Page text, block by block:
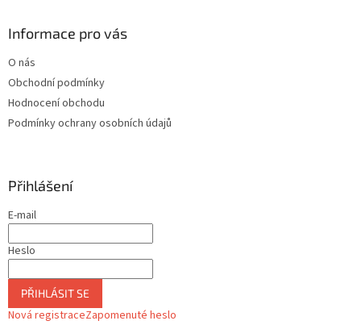
Informace pro vás
O nás
Obchodní podmínky
Hodnocení obchodu
Podmínky ochrany osobních údajů
Přihlášení
E-mail
Heslo
PŘIHLÁSIT SE
Nová registraceZapomenuté heslo